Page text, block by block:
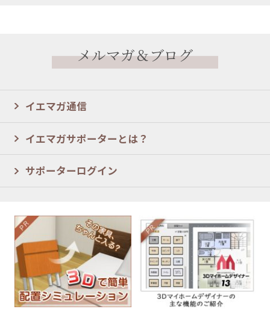
メルマガ＆ブログ
イエマガ通信
イエマガサポーターとは？
サポーターログイン